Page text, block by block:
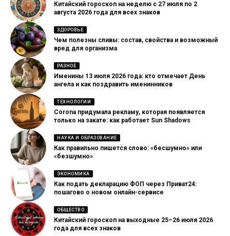
Китайский гороскоп на неделю с 27 июля по 2
августа 2026 года для всех знаков
ЗДОРОВЬЕ
Чем полезны сливы: состав, свойства и возможный
вред для организма
РАЗНОЕ
Именины 13 июля 2026 года: кто отмечает День
ангела и как поздравить именинников
ТЕХНОЛОГИИ
Corona придумала рекламу, которая появляется
только на закате: как работает Sun Shadows
НАУКА И ОБРАЗОВАНИЕ
Как правильно пишется слово: «бесшумно» или
«безшумно»
ЭКОНОМИКА
Как подать декларацию ФОП через Приват24:
пошагово о новом онлайн-сервисе
ОБЩЕСТВО
Китайский гороскоп на выходные 25–26 июля 2026
года для всех знаков